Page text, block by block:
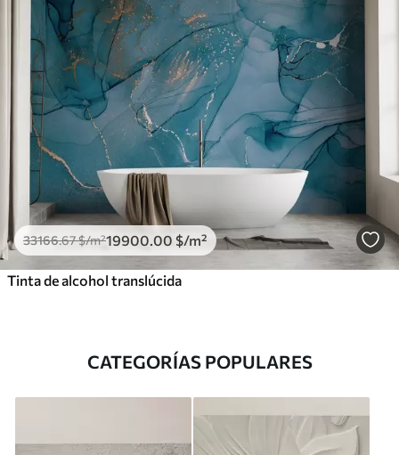
33166.67$/m²19900.00 $/m²
Tinta de alcohol translúcida
CATEGORÍAS POPULARES